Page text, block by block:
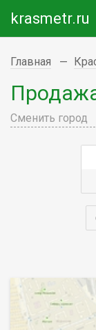
krasmetr.ru
Главная
Сменить город